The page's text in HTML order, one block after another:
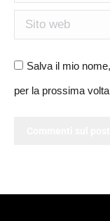
Sito web
Salva il mio
per la prossima